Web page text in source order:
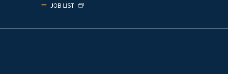
JOB LIST